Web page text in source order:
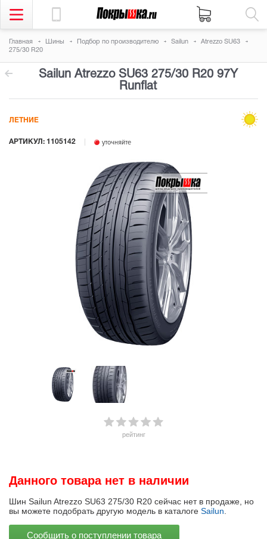
Главная Шины Подбор по производителю Sailun
Atrezzo SU63
275/30 R20
Sailun Atrezzo SU63 275/30 R20 97Y
Runflat
рейтинг
АРТИКУЛ: 1105142 уточняйте
ЛЕТНИЕ
Данного товара нет в наличии
Шин Sailun Atrezzo SU63 275/30 R20 сейчас нет в продаже, но
вы можете подобрать другую модель в каталоге Sailun
Сообщить о поступлении товара